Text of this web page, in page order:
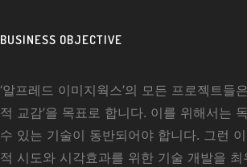
BUSINESS OBJECTIVE
‘알프레드 이미지웍스’의 모든 프로젝트들
적 교감’을 목표로 합니다. 이를 위해서는
수 있는 기술이 동반되어야 합니다. 그런
적 시도와 시각효과를 위한 기술 개발을